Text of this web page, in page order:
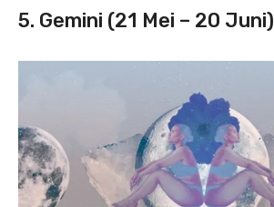
5. Gemini (21 Mei – 20 Juni)